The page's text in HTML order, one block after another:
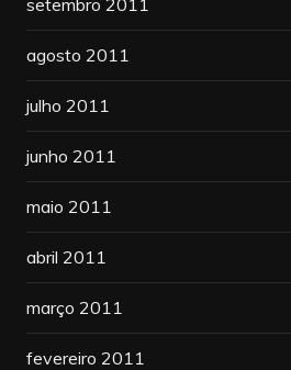
agosto 2011
julho 2011
junho 2011
maio 2011
abril 2011
março 2011
fevereiro 2011